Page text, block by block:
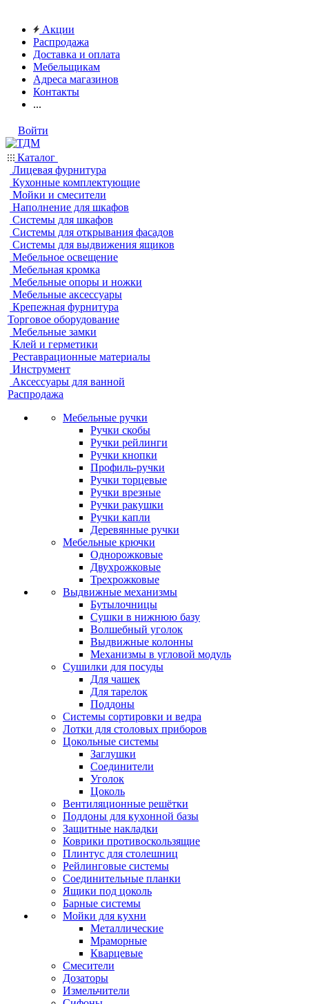
Акции
Распродажа
Доставка и оплата
Мебельщикам
Адреса магазинов
Контакты
...
Войти
Каталог
Лицевая фурнитура
Кухонные комплектующие
Мойки и смесители
Наполнение для шкафов
Системы для шкафов
Системы для открывания фасадов
Системы для выдвижения ящиков
Мебельное освещение
Мебельная кромка
Мебельные опоры и ножки
Мебельные аксессуары
Крепежная фурнитура
Торговое оборудование
Мебельные замки
Клей и герметики
Реставрационные материалы
Инструмент
Аксессуары для ванной
Распродажа
Мебельные ручки
Ручки скобы
Ручки рейлинги
Ручки кнопки
Профиль-ручки
Ручки торцевые
Ручки врезные
Ручки ракушки
Ручки капли
Деревянные ручки
Мебельные крючки
Однорожковые
Двухрожковые
Трехрожковые
Выдвижные механизмы
Бутылочницы
Сушки в нижнюю базу
Волшебный уголок
Выдвижные колонны
Механизмы в угловой модуль
Сушилки для посуды
Для чашек
Для тарелок
Поддоны
Системы сортировки и ведра
Лотки для столовых приборов
Цокольные системы
Заглушки
Соединители
Уголок
Цоколь
Вентиляционные решётки
Поддоны для кухонной базы
Защитные накладки
Коврики противоскользящие
Плинтус для столешниц
Рейлинговые системы
Соединительные планки
Ящики под цоколь
Барные системы
Мойки для кухни
Металлические
Мраморные
Кварцевые
Смесители
Дозаторы
Измельчители